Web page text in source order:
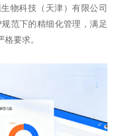
物科技（天津）有限公司
范下的精细化管理，满足
要求。